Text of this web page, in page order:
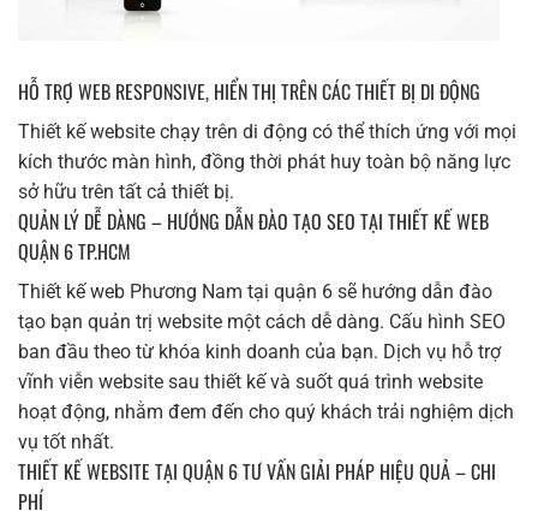
HỖ TRỢ WEB RESPONSIVE, HIỂN THỊ TRÊN CÁC THIẾT BỊ DI ĐỘNG
Thiết kế website chạy trên di động có thể thích ứng với mọi
kích thước màn hình, đồng thời phát huy toàn bộ năng lực
sở hữu trên tất cả thiết bị.
QUẢN LÝ DỄ DÀNG – HƯỚNG DẪN ĐÀO TẠO SEO TẠI THIẾT KẾ WEB
QUẬN 6 TP.HCM
Thiết kế web Phương Nam tại quận 6 sẽ hướng dẫn đào
tạo bạn quản trị website một cách dễ dàng. Cấu hình SEO
ban đầu theo từ khóa kinh doanh của bạn. Dịch vụ hỗ trợ
vĩnh viễn website sau thiết kế và suốt quá trình website
hoạt động, nhằm đem đến cho quý khách trải nghiệm dịch
vụ tốt nhất.
THIẾT KẾ WEBSITE TẠI QUẬN 6 TƯ VẤN GIẢI PHÁP HIỆU QUẢ – CHI
PHÍ